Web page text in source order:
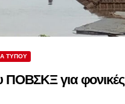
ΤΎΠΟΥ
ΠΟΒΣΚΞ για φονικές